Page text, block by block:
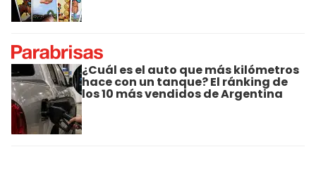
¿Cuál es el auto que más kilómetros
hace con un tanque? El ránking de
los 10 más vendidos de Argentina